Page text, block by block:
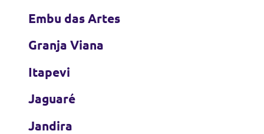
Embu das Artes
Granja Viana
Itapevi
Jaguaré
Jandira